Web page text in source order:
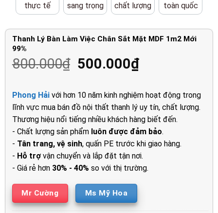
thực tế
sang trọng
chất lượng
toàn quốc
Thanh Lý Bàn Làm Việc Chân Sắt Mặt MDF 1m2 Mới
99%
800.000₫ Giá
là:
800.000₫.
500.000₫Giá
tại
là:
500.000₫.
Phong Hảivới hơn 10 năm kinh nghiệm hoạt động trong
lĩnh vực mua bán đồ nội thất thanh lý uy tín, chất lượng.
Thương hiệu nổi tiếng nhiều khách hàng biết đến.
- Chất lượng sản phẩm luôn được đảm bảo.
- Tân trang, vệ sinh, quấn PE trước khi giao hàng.
- Hỗ trợvận chuyển và lắp đặt tận nơi.
- Giá rẻ hơn 30% - 40% so với thị trường.
Mr Cường Ms Mỹ Hoa